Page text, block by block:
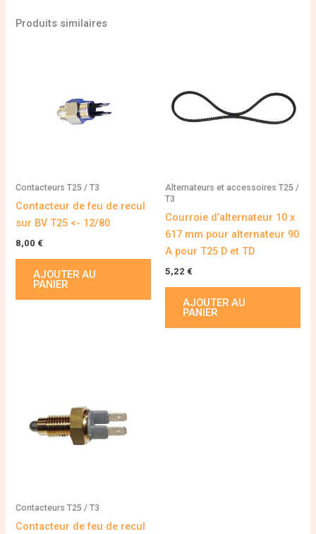
Produits similaires
Contacteurs T25 / T3
Contacteur de feu de recul
sur BV T25 <- 12/80
8,00 €
AJOUTER AU
PANIER
Alternateurs et accessoires T25 /
T3
Courroie d’alternateur 10 x
617 mm pour alternateur 90
A pour T25 D et TD
5,22 €
AJOUTER AU
PANIER
Contacteurs T25 / T3
Contacteur de feu de recul